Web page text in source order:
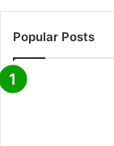
Popular Posts